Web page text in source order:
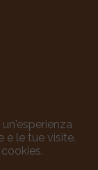
e le tue visite.